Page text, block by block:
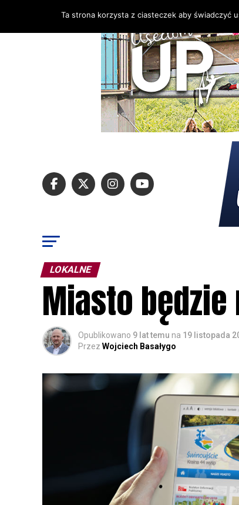
LOKALNE
Miasto
Opublikowano 9 lat temu na 19 listopada
Przez Wojciech Basałygo
Ta strona korzysta z ciasteczek aby świadczyć